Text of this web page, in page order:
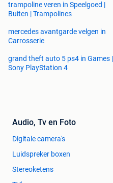
Ideaal voor snelle
of 4K-streamen.
De overzichtelijke
Extra apps installeren is niet
staat al klaar.
trampoline veren in Speelgoed |
Buiten | Trampolines
mercedes avantgarde velgen in
Carrosserie
grand theft auto 5 ps4 in Games |
Sony PlayStation 4
Audio, Tv en Foto
Digitale camera's
Luidspreker boxen
Stereoketens